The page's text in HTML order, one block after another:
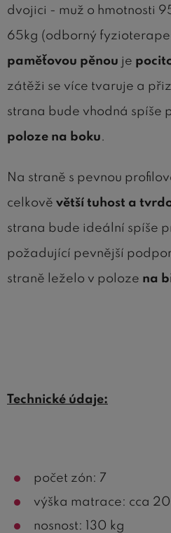
dvojici - muž o hmotnosti
65kg (odborný
paměťovou pěnou je
zátěži se více tvaruje a
strana bude vhodná spíše
poloze na boku.
Na straně s pevnou
celkově větší tuhost a
strana bude ideální spíše
požadující pevnější
straně leželo v poloze na
Technické údaje:
počet zón: 7
výška matrace: cca
nosnost: 130 kg